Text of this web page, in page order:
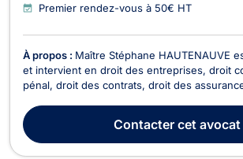
Premier rendez-vous à 50€ HT
À propos : Maître Stéphane HAUTENAUVE
et intervient en droit des entreprises, droit
pénal, droit des contrats, droit des
En droit des sociétés, Maître HAUTENAUVE
lors de la création et la vie ...
Contactercet avocat